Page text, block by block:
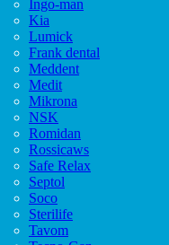
Ingo-man
Kia
Lumick
Frank dental
Meddent
Medit
Mikrona
NSK
Romidan
Rossicaws
Safe Relax
Septol
Soco
Sterilife
Tavom